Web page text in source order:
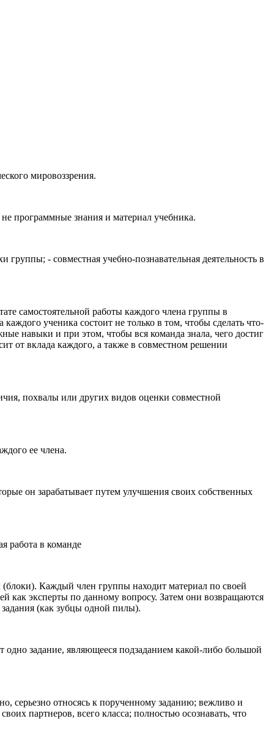
мировоззрения.
программные знания и материал учебника.
- совместная учебно-познавательная деятельность в
самостоятельной работы каждого члена группы в
ученика состоит не только в том, чтобы сделать что-
навыки и при этом, чтобы вся команда знала, чего достиг
от вклада каждого, а также в совместном решении
похвалы или других видов оценки совместной
ее члена.
он зарабатывает путем улучшения своих собственных
работа в команде
Каждый член группы находит материал по своей
как эксперты по данному вопросу. Затем они возвращаются
(как зубцы одной пилы).
задание, являющееся подзаданием какой-либо большой
серьезно относясь к порученному заданию; вежливо и
партнеров, всего класса; полностью осознавать, что